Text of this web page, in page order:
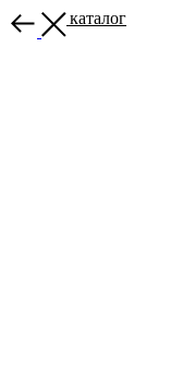
Назад в каталог